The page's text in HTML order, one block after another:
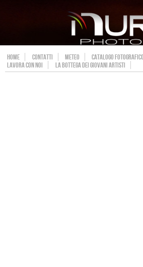
HOME CONTATTI METEO
CATALOGO
LAVORA CON NOI
LA BOTTEGA DEI GIOVANI ARTISTI